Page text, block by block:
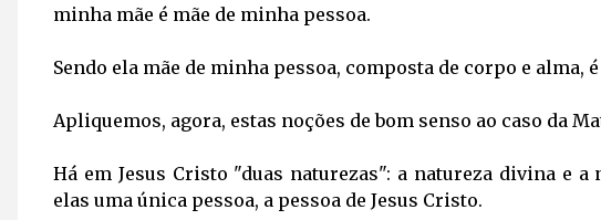
minha mãe é mãe de minha pessoa.
Sendo ela mãe de minha pessoa, composta de corpo e alma,
Apliquemos, agora, estas noções de bom senso ao caso da
Há em Jesus Cristo "duas naturezas": a natureza divina e
elas uma única pessoa, a pessoa de Jesus Cristo.